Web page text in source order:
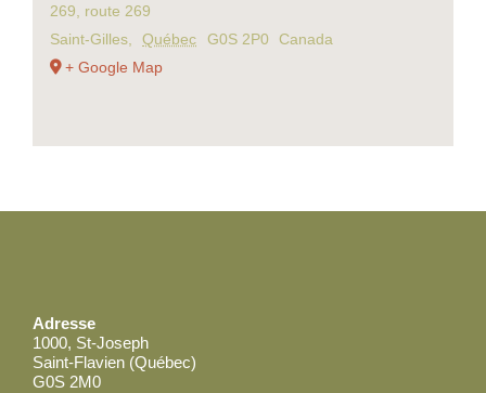
269, route 269
Saint-Gilles, Québec G0S 2P0
Canada
+ Google Map
Adresse
1000, St-Joseph
Saint-Flavien (Québec)
G0S 2M0